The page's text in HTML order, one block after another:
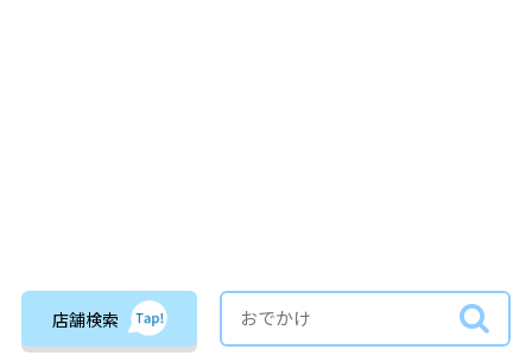
関連タグ
幼稚園・保育園
店舗検索